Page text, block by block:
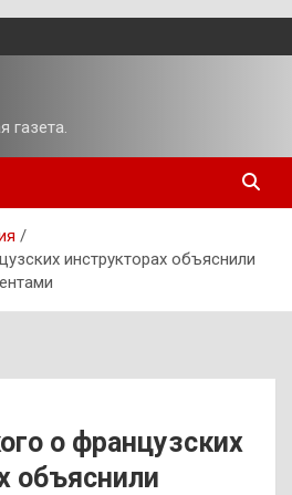
газета.
инструкторах объяснили
о французских
объяснили